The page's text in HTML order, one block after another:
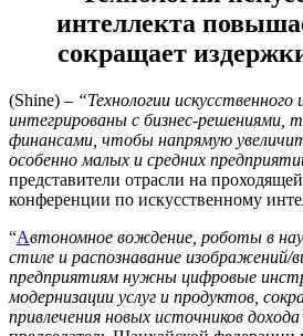
интеллекта
сокращает
(Shine) – “Технологии
интегрированы с бизнес-решениями,
финансами, чтобы напрямую
особенно малых и средних
представители отрасли на
конференции по искусственному
“Автономное вождение, роботы в
стиле и распознавание изображений/
предприятиям нужны цифровые
модернизации услуг и продуктов,
привлечения новых источников